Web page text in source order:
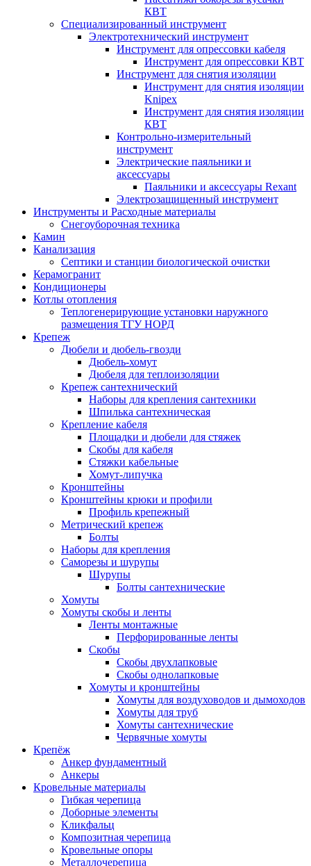
КВТ
Специализированный инструмент
Электротехнический инструмент
Инструмент для опрессовки кабеля
Инструмент для опрессовки КВТ
Инструмент для снятия изоляции
Инструмент для снятия изоляции
Knipex
Инструмент для снятия изоляции
КВТ
Контрольно-измерительный
инструмент
Электрические паяльники и
аксессуары
Паяльники и аксессуары Rexant
Электрозащищенный инструмент
Инструменты и Расходные материалы
Снегоуборочная техника
Камин
Канализация
Септики и станции биологической очистки
Керамогранит
Кондиционеры
Котлы отопления
Теплогенерирующие установки наружного
размещения ТГУ НОРД
Крепеж
Дюбели и дюбель-гвозди
Дюбель-хомут
Дюбеля для теплоизоляции
Крепеж сантехнический
Наборы для крепления сантехники
Шпилька сантехническая
Крепление кабеля
Площадки и дюбели для стяжек
Скобы для кабеля
Стяжки кабельные
Хомут-липучка
Кронштейны
Кронштейны крюки и профили
Профиль крепежный
Метрический крепеж
Болты
Наборы для крепления
Саморезы и шурупы
Шурупы
Болты сантехнические
Хомуты
Хомуты скобы и ленты
Ленты монтажные
Перфорированные ленты
Скобы
Скобы двухлапковые
Скобы однолапковые
Хомуты и кронштейны
Хомуты для воздуховодов и дымоходов
Хомуты для труб
Хомуты сантехнические
Червячные хомуты
Крепёж
Анкер фундаментный
Анкеры
Кровельные материалы
Гибкая черепица
Доборные элементы
Кликфальц
Композитная черепица
Кровельные опоры
Металлочерепица